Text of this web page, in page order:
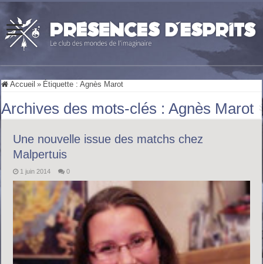
Accueil » Étiquette :Agnès Marot
Archives des mots-clés :Agnès Marot
Une nouvelle issue des matchs chez
Malpertuis
1 juin 2014 0